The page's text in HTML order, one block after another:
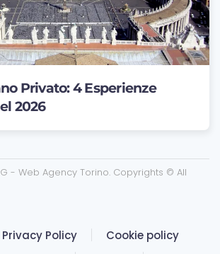
Privato: 4 Esperienze
2026
- Web Agency Torino. Copyrights © All
Privacy Policy
Cookie policy